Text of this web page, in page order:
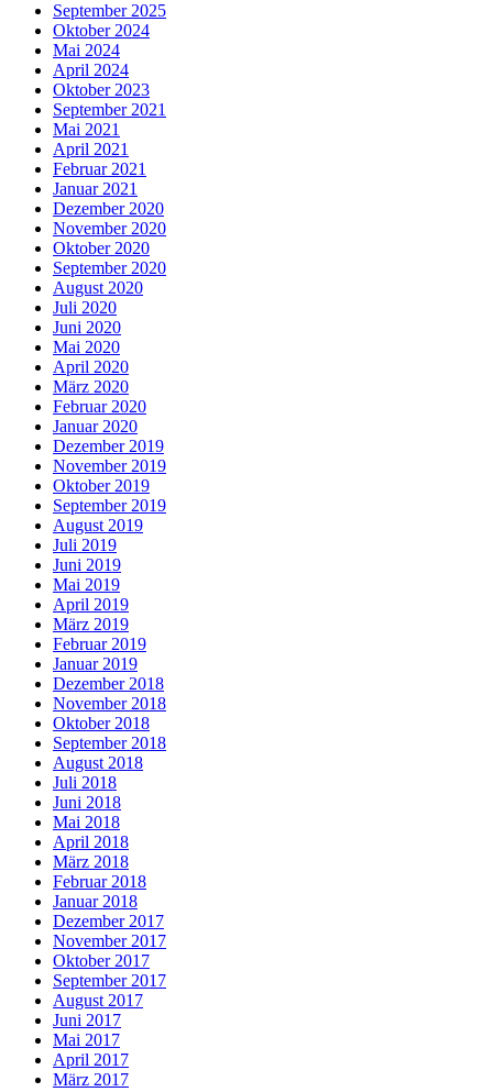
September 2025
Oktober 2024
Mai 2024
April 2024
Oktober 2023
September 2021
Mai 2021
April 2021
Februar 2021
Januar 2021
Dezember 2020
November 2020
Oktober 2020
September 2020
August 2020
Juli 2020
Juni 2020
Mai 2020
April 2020
März 2020
Februar 2020
Januar 2020
Dezember 2019
November 2019
Oktober 2019
September 2019
August 2019
Juli 2019
Juni 2019
Mai 2019
April 2019
März 2019
Februar 2019
Januar 2019
Dezember 2018
November 2018
Oktober 2018
September 2018
August 2018
Juli 2018
Juni 2018
Mai 2018
April 2018
März 2018
Februar 2018
Januar 2018
Dezember 2017
November 2017
Oktober 2017
September 2017
August 2017
Juni 2017
Mai 2017
April 2017
März 2017